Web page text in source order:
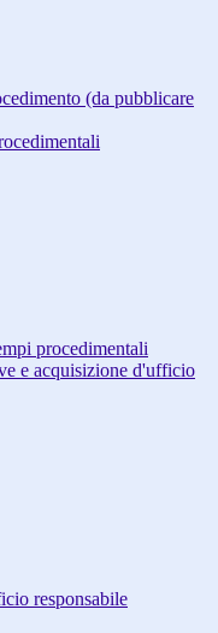
(da pubblicare
procedimentali
e acquisizione d'ufficio
responsabile